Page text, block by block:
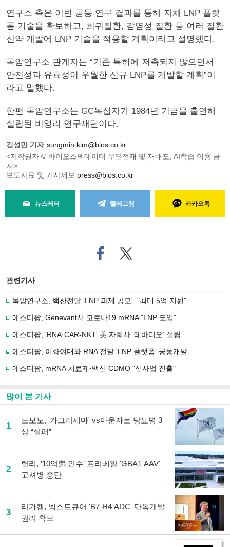
연구소 측은 이번 공동 연구 결과를 통해 자체 LNP 플랫
폼 기술을 확보하고, 희귀질환, 감염성 질환 등 여러 질환
신약 개발에 LNP 기술을 적용할 계획이라고 설명했다.
목암연구소 관계자는 “기존 특허에 저촉되지 않으면서
안전성과 유효성이 우월한 신규 LNP를 개발할 계획”이
라고 말했다.
한편 목암연구소는 GC녹십자가 1984년 기금을 출연해
설립된 비영리 연구재단이다.
김성민 기자 sungmin.kim@bios.co.kr
<저작권자 © 바이오스펙테이터 무단전재 및 재배포, AI학습 이용 금
지>
보도자료 및 기사제보 press@bios.co.kr
뉴스레터 텔레그램 카카오톡
페
이
로
사
유
기
트위
터로
관련기사
목암연구소, 핵산전달 'LNP 과제 공모'.."최대 5억 지원"
에스티팜, Genevant서 코로나19 mRNA "LNP 도입"
에스티팜, 'RNA·CAR-NKT' 美 자회사 ‘레바티오’ 설립
에스티팜, 이화여대와 RNA 전달 'LNP 플랫폼' 공동개발
에스티팜, mRNA 치료제·백신 CDMO "신사업 진출"
많이 본 기사
1
노보노, '카그리세마' vs마운자로 당뇨병 3
상 “실패”
2
릴리, ‘10억弗 인수’ 프리베일 'GBA1 AAV'
고셔병 중단
3
리가켐, 넥스트큐어 'B7-H4 ADC' 단독개발
권리 확보